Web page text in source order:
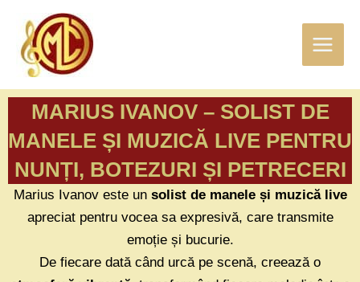
content
Menu
MARIUS IVANOV – SOLIST DE
MANELE ȘI MUZICĂ LIVE PENTRU
NUNȚI, BOTEZURI ȘI PETRECERI
Marius Ivanov este un solist de manele și muzică live
apreciat pentru vocea sa expresivă, care transmite
emoție și bucurie.
De fiecare dată când urcă pe scenă, creează o